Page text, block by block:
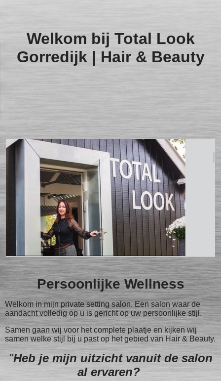
Welkom bij Total Look
Gorredijk | Hair & Beauty
Persoonlijke Wellness
Welkom in mijn private setting salon. Een salon waar de
aandacht volledig op u is gericht op uw persoonlijke stijl.
Samen gaan wij voor het complete plaatje en kijken wij
samen welke stijl bij u past op het gebied van Hair & Beauty.
"Heb je mijn uitzicht vanuit de salon
al ervaren?